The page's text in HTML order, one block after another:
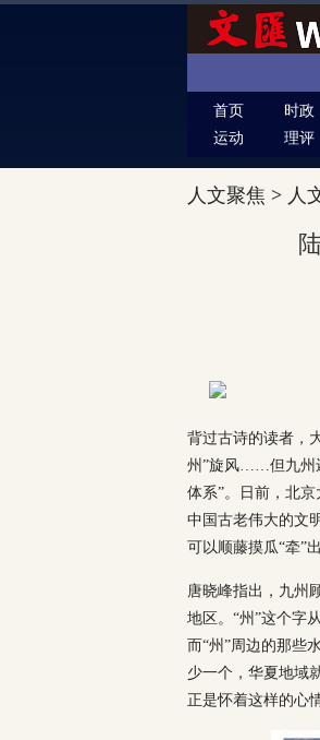
首页 时政
运动
理评
人文聚焦 > 人
背过古诗的读者，
州”旋风……但九州
体系”。日前，北
中国古老伟大的文
可以顺藤摸瓜“牵”
唐晓峰指出，九州
地区。“州”这个字
而“州”周边的那些
少一个，华夏地域
正是怀着这样的心